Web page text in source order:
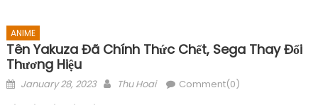
ANIME
Tên Yakuza Đã Chính Thức Chết, Sega Thay Đổi
Thương Hiệu
Posted
January 28, 2023 Author
Thu Hoai Comment(0)